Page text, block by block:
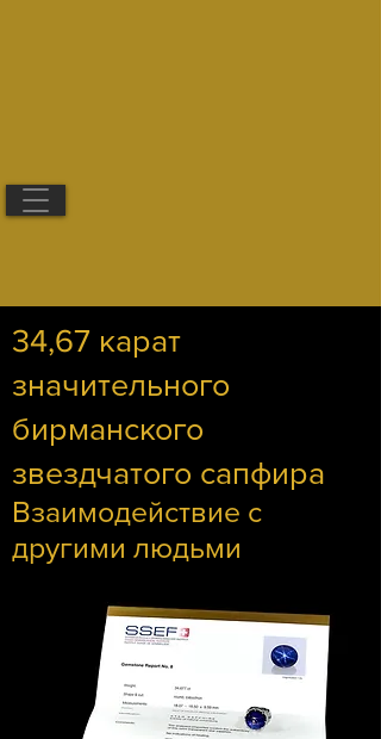
34,67 карат
значительного
бирманского
звездчатого сапфира
Взаимодействие с
другими людьми